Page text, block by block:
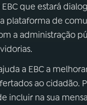
que estará
plataforma de
a administração
a EBC a
ao cidadão.
incluir na sua